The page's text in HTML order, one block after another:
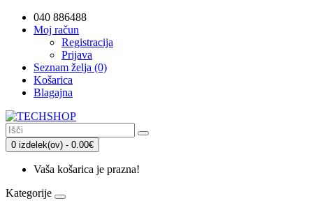
040 886488
Moj račun
Registracija
Prijava
Seznam želja (0)
Košarica
Blagajna
0 izdelek(ov) - 0.00€
Vaša košarica je prazna!
Kategorije